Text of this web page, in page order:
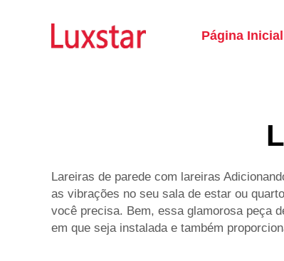
Página Inicial
Lareiras de parede com lareiras
as vibrações no seu sala de estar ou
você precisa. Bem, essa glamorosa peça
em que seja instalada e também